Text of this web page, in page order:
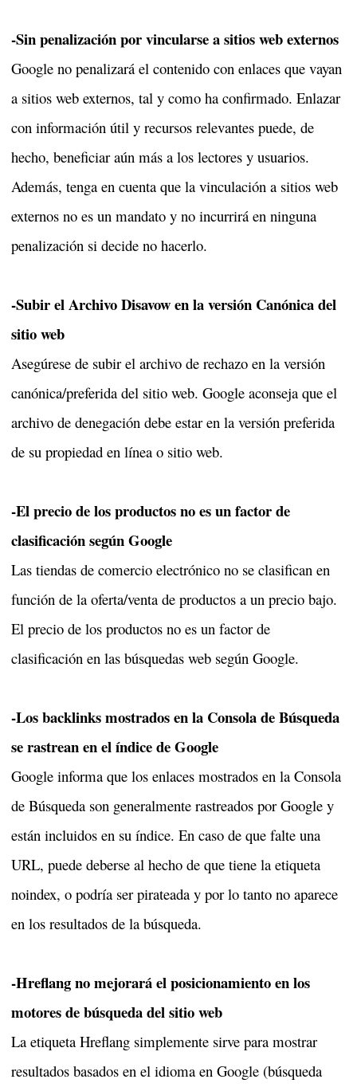
-Sin penalización por vincularse a sitios web externos
Google no penalizará el contenido con enlaces que vayan
a sitios web externos, tal y como ha confirmado. Enlazar
con información útil y recursos relevantes puede, de
hecho, beneficiar aún más a los lectores y usuarios.
Además, tenga en cuenta que la vinculación a sitios web
externos no es un mandato y no incurrirá en ninguna
penalización si decide no hacerlo.
-Subir el Archivo Disavow en la versión Canónica del
sitio web
Asegúrese de subir el archivo de rechazo en la versión
canónica/preferida del sitio web. Google aconseja que el
archivo de denegación debe estar en la versión preferida
de su propiedad en línea o sitio web.
-El precio de los productos no es un factor de
clasificación según Google
Las tiendas de comercio electrónico no se clasifican en
función de la oferta/venta de productos a un precio bajo.
El precio de los productos no es un factor de
clasificación en las búsquedas web según Google.
-Los backlinks mostrados en la Consola de Búsqueda
se rastrean en el índice de Google
Google informa que los enlaces mostrados en la Consola
de Búsqueda son generalmente rastreados por Google y
están incluidos en su índice. En caso de que falte una
URL, puede deberse al hecho de que tiene la etiqueta
noindex, o podría ser pirateada y por lo tanto no aparece
en los resultados de la búsqueda.
-Hreflang no mejorará el posicionamiento en los
motores de búsqueda del sitio web
La etiqueta Hreflang simplemente sirve para mostrar
resultados basados en el idioma en Google (búsqueda